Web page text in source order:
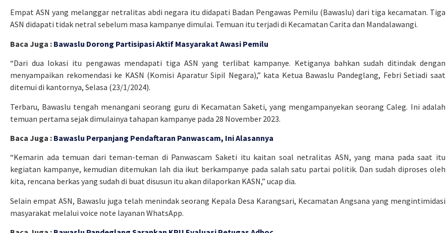
Empat ASN yang melanggar netralitas abdi negara itu didapati Badan Pengawas Pemilu (Bawaslu) dari tiga kecamatan. Tiga
ASN didapati tidak netral sebelum masa kampanye dimulai. Temuan itu terjadi di Kecamatan Carita dan Mandalawangi.
Baca Juga : Bawaslu Dorong Partisipasi Aktif Masyarakat Awasi Pemilu
“Dari dua lokasi itu pengawas mendapati tiga ASN yang terlibat kampanye. Ketiganya bahkan sudah ditindak dengan
menyampaikan rekomendasi ke KASN (Komisi Aparatur Sipil Negara),” kata Ketua Bawaslu Pandeglang, Febri Setiadi saat
ditemui di kantornya, Selasa (23/1/2024).
Terbaru, Bawaslu tengah menangani seorang guru di Kecamatan Saketi, yang mengampanyekan seorang Caleg. Ini adalah
temuan pertama sejak dimulainya tahapan kampanye pada 28 November 2023.
Baca Juga : Bawaslu Perpanjang Pendaftaran Panwascam, Ini Alasannya
“Kemarin ada temuan dari teman-teman di Panwascam Saketi itu kaitan soal netralitas ASN, yang mana pada saat itu
kegiatan kampanye, kemudian ditemukan lah dia ikut berkampanye pada salah satu partai politik. Dan sudah diproses oleh
kita, rencana berkas yang sudah di buat disusun itu akan dilaporkan KASN,” ucap dia.
Selain empat ASN, Bawaslu juga telah menindak seorang Kepala Desa Karangsari, Kecamatan Angsana yang mengintimidasi
masyarakat melalui voice note layanan WhatsApp.